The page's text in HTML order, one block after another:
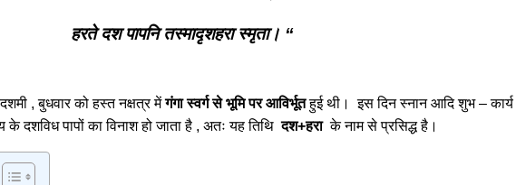
हरते दश पापनि तस्मादृशहरा स्मृता। “
, बुधवार को हस्त नक्षत्र मेंगंगा स्वर्ग से भूमि पर आविर्भूतहुई थी। इस दिन स्नान आदि शुभ – कार्य
दशविध पापों का विनाश हो जाता है , अतः यह तिथिदश+हराके नाम से प्रसिद्ध है।